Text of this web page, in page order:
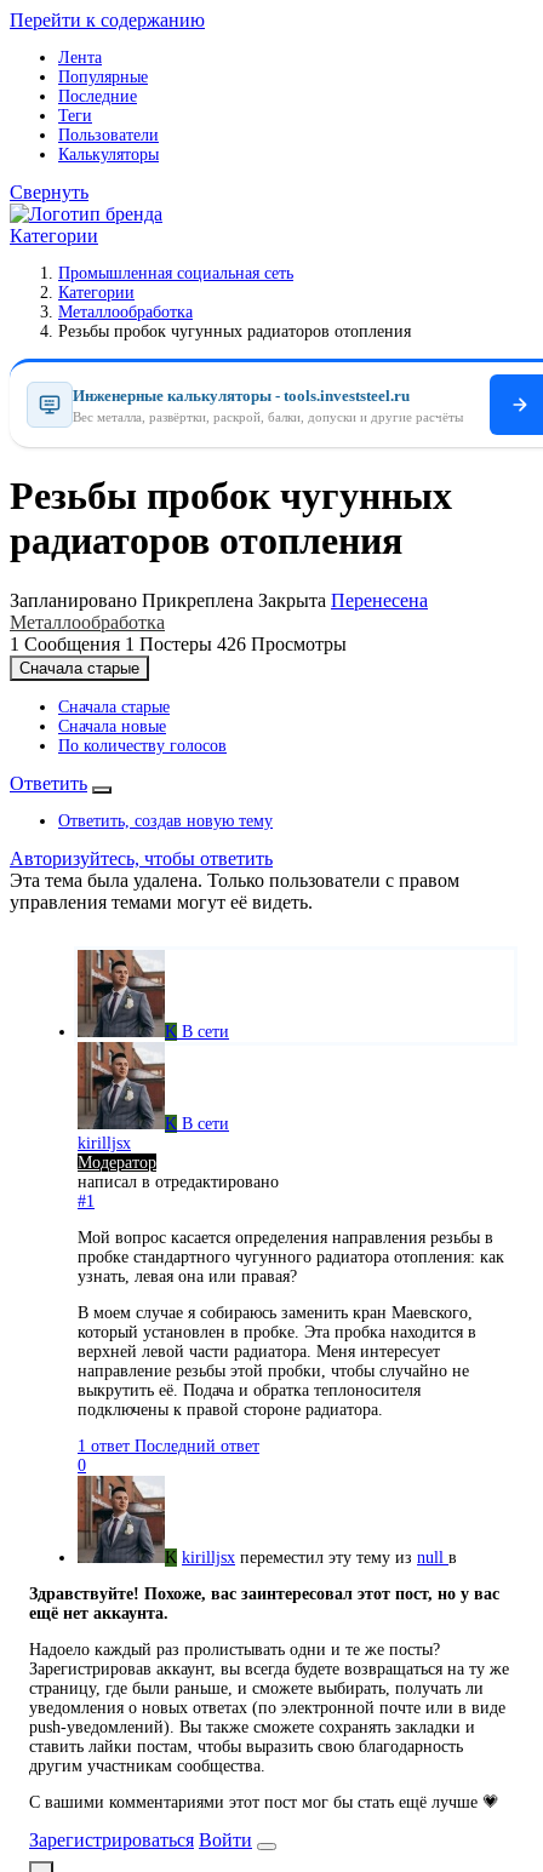
Перейти к содержанию
Лента
Популярные
Последние
Теги
Пользователи
Калькуляторы
Свернуть
Категории
Промышленная социальная сеть
Категории
Металлообработка
Резьбы пробок чугунных радиаторов отопления
Инженерные калькуляторы - tools.investsteel.ru
Вес металла, развёртки, раскрой, балки, допуски и другие расчёты
Резьбы пробок чугунных
радиаторов отопления
Запланировано Прикреплена Закрыта Перенесена
Металлообработка
1 Сообщения 1 Постеры 426 Просмотры
Сначала старые
Сначала старые
Сначала новые
По количеству голосов
Ответить
Ответить, создав новую тему
Авторизуйтесь, чтобы ответить
Эта тема была удалена. Только пользователи с правом
управления темами могут её видеть.
K В сети
K В сети
kirilljsx
Модератор
написал в отредактировано
#1
Мой вопрос касается определения направления резьбы в
пробке стандартного чугунного радиатора отопления: как
узнать, левая она или правая?
В моем случае я собираюсь заменить кран Маевского,
который установлен в пробке. Эта пробка находится в
верхней левой части радиатора. Меня интересует
направление резьбы этой пробки, чтобы случайно не
выкрутить её. Подача и обратка теплоносителя
подключены к правой стороне радиатора.
1 ответ Последний ответ
0
K kirilljsx переместил эту тему из null в
Здравствуйте! Похоже, вас заинтересовал этот пост, но у вас
ещё нет аккаунта.
Надоело каждый раз пролистывать одни и те же посты?
Зарегистрировав аккаунт, вы всегда будете возвращаться на ту же
страницу, где были раньше, и сможете выбирать, получать ли
уведомления о новых ответах (по электронной почте или в виде
push-уведомлений). Вы также сможете сохранять закладки и
ставить лайки постам, чтобы выразить свою благодарность
другим участникам сообщества.
С вашими комментариями этот пост мог бы стать ещё лучше 💗
Зарегистрироваться Войти